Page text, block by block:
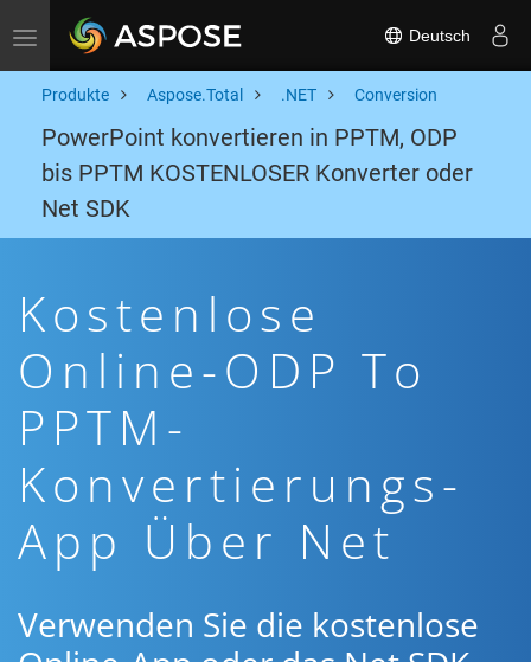
Toggle navigation Deutsch
Produkte Aspose.Total .NET Conversion
PowerPoint konvertieren in PPTM, ODP
bis PPTM KOSTENLOSER Konverter oder
Net SDK
Kostenlose
Online-ODP To
PPTM-
Konvertierungs-
App Über Net
Verwenden Sie die kostenlose